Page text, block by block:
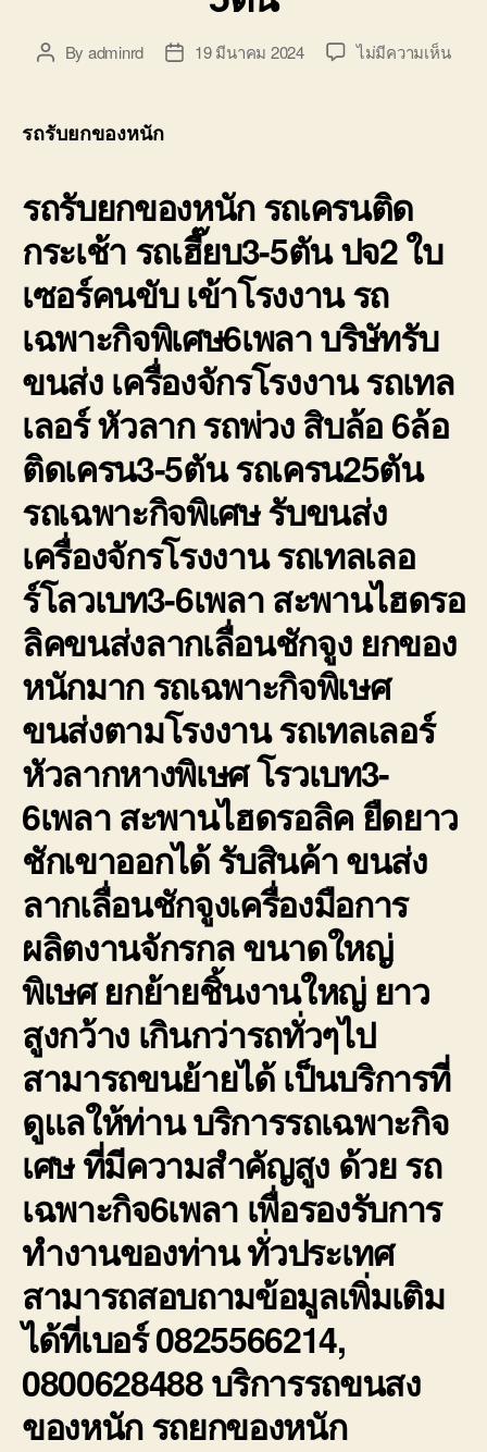
PostBy adminrd
Post19 มีนาคม 2024 ไม่มีความเห็นบน
รถรับยกของหนัก
รถรับยกของหนัก รถเครนติด
กระเช้า รถเฮี๊ยบ3-5ตัน ปจ2 ใบ
เซอร์คนขับ เข้าโรงงาน รถ
เฉพาะกิจพิเศษ6เพลา บริษัทรับ
ขนส่ง เครื่องจักรโรงงาน รถเทล
เลอร์ หัวลาก รถพ่วง สิบล้อ 6ล้อ
ติดเครน3-5ตัน รถเครน25ตัน
รถเฉพาะกิจพิเศษ รับขนส่ง
เครื่องจักรโรงงาน รถเทลเลอ
ร์โลวเบท3-6เพลา สะพานไฮดรอ
ลิคขนส่งลากเลื่อนชักจูง ยกของ
หนักมาก รถเฉพาะกิจพิเษศ
ขนส่งตามโรงงาน รถเทลเลอร์
หัวลากหางพิเษศ โรวเบท3-
6เพลา สะพานไฮดรอลิค ยืดยาว
ชักเขาออกได้ รับสินค้า ขนส่ง
ลากเลื่อนชักจูงเครื่องมือการ
ผลิตงานจักรกล ขนาดใหญ่
พิเษศ ยกย้ายชิ้นงานใหญ่ ยาว
สูงกว้าง เกินกว่ารถทั่วๆไป
สามารถขนย้ายได้ เป็นบริการที่
ดูแลให้ท่าน บริการรถเฉพาะกิจ
เศษ ที่มีความสำคัญสูง ด้วย รถ
เฉพาะกิจ6เพลา เพื่อรองรับการ
ทำงานของท่าน ทั่วประเทศ
สามารถสอบถามข้อมูลเพิ่มเติม
ได้ที่เบอร์ 0825566214,
0800628488 บริการรถขนสง
ของหนัก รถยกของหนัก